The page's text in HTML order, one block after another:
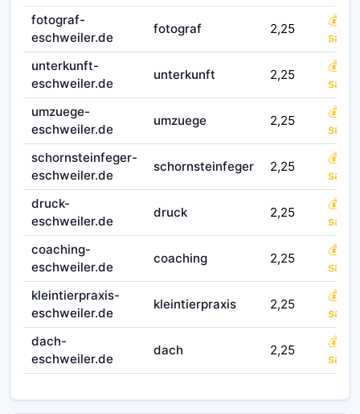
fotograf-
eschweiler.de
fotograf 2,25
💰 for
sale
unterkunft-
eschweiler.de
unterkunft 2,25
💰 for
sale
umzuege-
eschweiler.de
umzuege 2,25
💰 for
sale
schornsteinfeger-
eschweiler.de
schornsteinfeger 2,25
💰 for
sale
druck-
eschweiler.de
druck 2,25
💰 for
sale
coaching-
eschweiler.de
coaching 2,25
💰 for
sale
kleintierpraxis-
eschweiler.de
kleintierpraxis 2,25
💰 for
sale
dach-
eschweiler.de
dach 2,25
💰 for
sale